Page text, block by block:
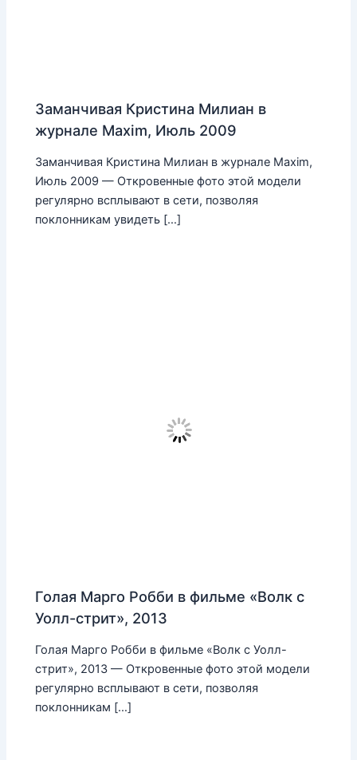
Заманчивая Кристина Милиан в
журнале Maxim, Июль 2009
Заманчивая Кристина Милиан в журнале Maxim,
Июль 2009 — Откровенные фото этой модели
регулярно всплывают в сети, позволяя
поклонникам увидеть […]
Голая Марго Робби в фильме «Волк с
Уолл-стрит», 2013
Голая Марго Робби в фильме «Волк с Уолл-
стрит», 2013 — Откровенные фото этой модели
регулярно всплывают в сети, позволяя
поклонникам […]